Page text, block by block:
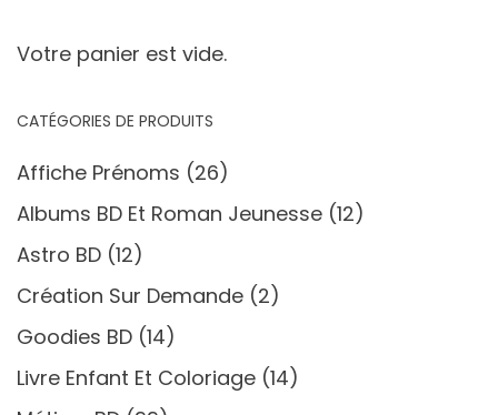
Votre panier est vide.
CATÉGORIES DE PRODUITS
Affiche Prénoms (26)
Albums BD Et Roman Jeunesse (12)
Astro BD (12)
Création Sur Demande (2)
Goodies BD (14)
Livre Enfant Et Coloriage (14)